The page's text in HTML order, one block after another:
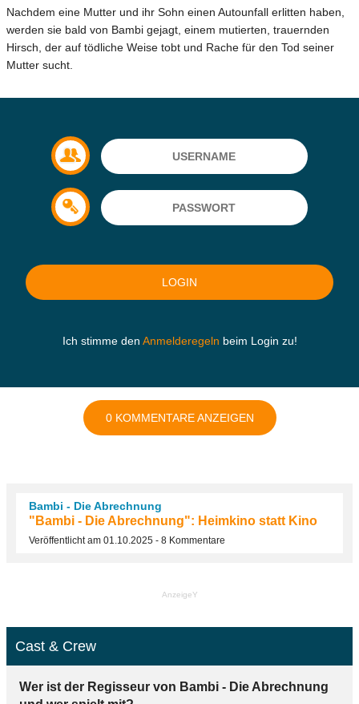
Nachdem eine Mutter und ihr Sohn einen Autounfall erlitten haben,
werden sie bald von Bambi gejagt, einem mutierten, trauernden
Hirsch, der auf tödliche Weise tobt und Rache für den Tod seiner
Mutter sucht.
Ich stimme den Anmelderegeln beim Login zu!
0 KOMMENTARE ANZEIGEN
Bambi - Die Abrechnung
"Bambi - Die Abrechnung": Heimkino statt Kino
Veröffentlicht am 01.10.2025 - 8 Kommentare
AnzeigeY
Cast & Crew
Wer ist der Regisseur von Bambi - Die Abrechnung